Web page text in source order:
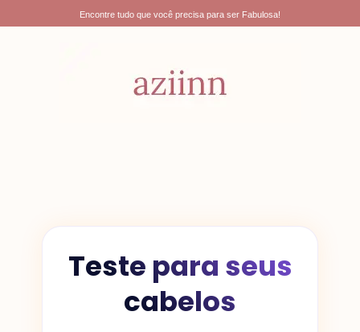
para
Encontre tudo que você precisa para ser Fabulosa!
Teste para seus
cabelos